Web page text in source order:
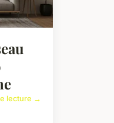
lecture →